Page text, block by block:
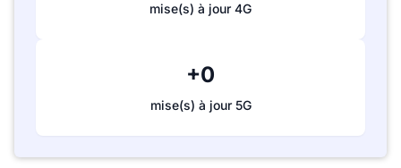
mise(s) à jour 4G
+0
mise(s) à jour 5G